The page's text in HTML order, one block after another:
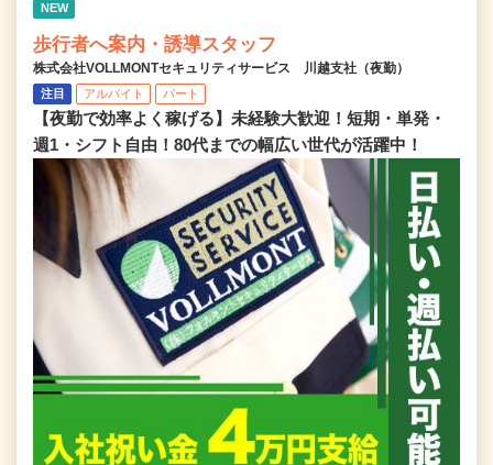
NEW
歩行者へ案内・誘導スタッフ
株式会社VOLLMONTセキュリティサービス 川越支社（夜勤）
注目 アルバイト パート
【夜勤で効率よく稼げる】未経験大歓迎！短期・単発・
週1・シフト自由！80代までの幅広い世代が活躍中！